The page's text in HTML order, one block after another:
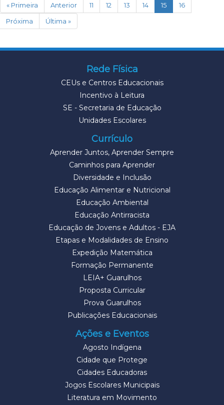
« Primeira Anterior 11 12 13 14 15(current)
16
Próxima
Última »
Rede Física
CEUs e Centros Educacionais
Incentivo à Leitura
SE - Secretaria de Educação
Unidades Escolares
Currículo
Aprender Juntos, Aprender Sempre
Caminhos para Aprender
Diversidade e Inclusão
Educação Alimentar e Nutricional
Educação Ambiental
Educação Antirracista
Educação de Jovens e Adultos - EJA
Etapas e Modalidades de Ensino
Expedição Matemática
Formação Permanente
LEIA+ Guarulhos
Proposta Curricular
Prova Guarulhos
Publicações Educacionais
Ações e Eventos
Agosto Indígena
Cidade que Protege
Cidades Educadoras
Jogos Escolares Municipais
Literatura em Movimento